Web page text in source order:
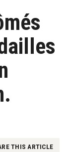
THIS ARTICLE